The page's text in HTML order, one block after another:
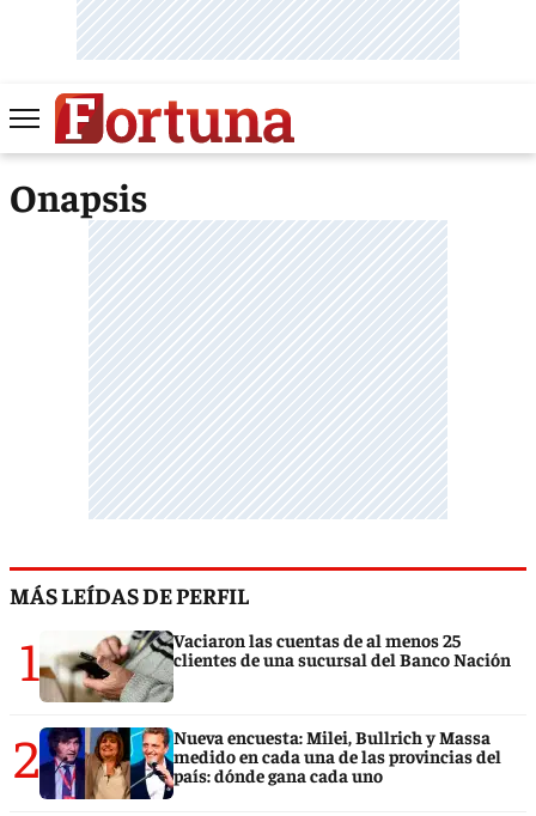
Onapsis
MÁS LEÍDAS DE PERFIL
1
Vaciaron las cuentas de al menos 25
clientes de una sucursal del Banco Nación
2
Nueva encuesta: Milei, Bullrich y Massa
medido en cada una de las provincias del
país: dónde gana cada uno